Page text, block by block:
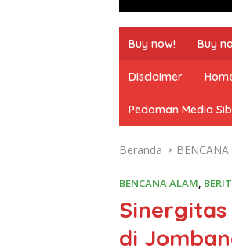
Buy now! Buy
Disclaimer
Pedoman Media
Beranda
BENCANA ALAM
di